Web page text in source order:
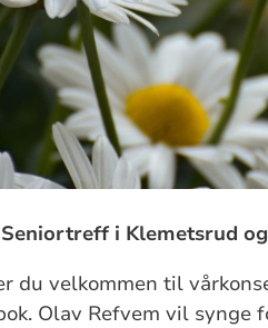
i Klemetsrud
du velkommen til
Olav Refvem vil synge